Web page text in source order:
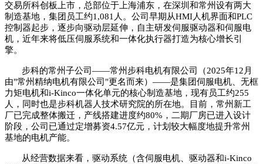
交易所科创板上市，总部位于上海浦东，在深圳和常州设有两大
制造基地，集团员工约1,081人。公司早期从HMI人机界面和PLC
控制器起步，逐步向驱动层延伸，自主研发伺服驱动器和伺服电
机，近年来将低压伺服系统和一体化执行器打造为核心增长引
擎。
步科的常州子公司 ——常州步科电机有限公司（2025年12月
由"常州精纳电机有限公司"更名而来）——是集团伺服电机、无框
力矩电机和i-Kinco一体化单元的核心制造基地，现有员工约255
人，同时也是步科机器人技术研究院的所在地。目前，常州新工
厂已完成整体搬迁，产线搭建进度约80%，二期厂房已进入设计
阶段，公司已通过定增募资4.57亿元，计划较大幅度地提升常州
基地的电机产能。
从经营数据来看，驱动系统（含伺服电机、驱动器和i-Kinco